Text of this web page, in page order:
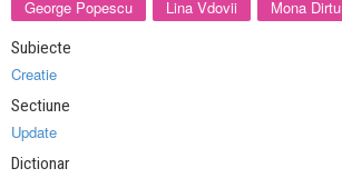
George Popescu Lina Vdovii Mona Dirtu
Subiecte
Creatie
Sectiune
Update
Dictionar